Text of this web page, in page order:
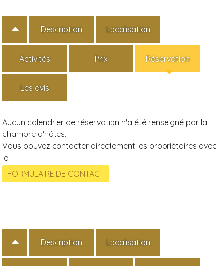
Description Localisation
Activités Prix Réservation
Les avis
Aucun calendrier de réservation n'a été renseigné par la
chambre d'hôtes.
Vous pouvez contacter directement les propriétaires avec
le
Description Localisation